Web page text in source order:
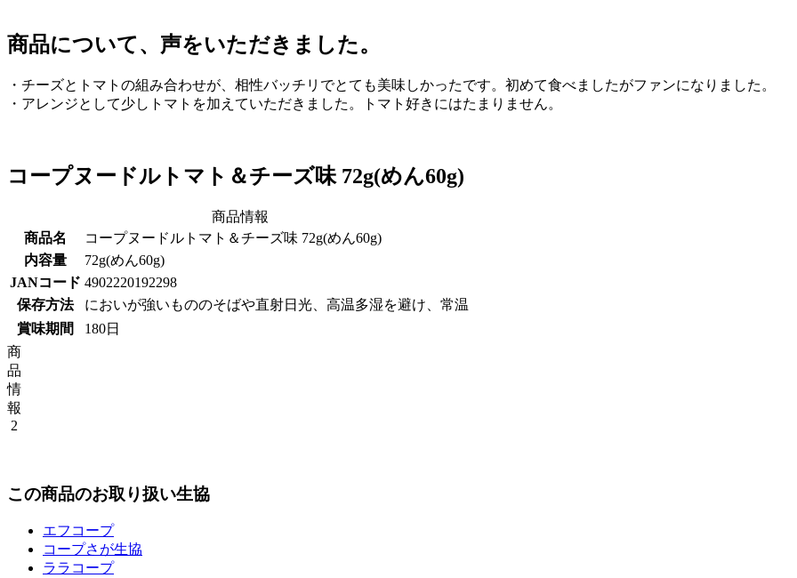
商品について、声をいただきました。
・チーズとトマトの組み合わせが、相性バッチリでとても美味しかったです。初めて食べましたがファンになりました。
・アレンジとして少しトマトを加えていただきました。トマト好きにはたまりません。
コープヌードルトマト＆チーズ味 72g(めん60g)
商品情報
商品名
コープヌードルトマト＆チーズ味 72g(めん60g)
内容量
72g(めん60g)
JANコード 4902220192298
保存方法
においが強いもののそばや直射日光、高温多湿を避け、常温
賞味期間
180日
商
品
情
報
2
この商品のお取り扱い生協
エフコープ
コープさが生協
ララコープ